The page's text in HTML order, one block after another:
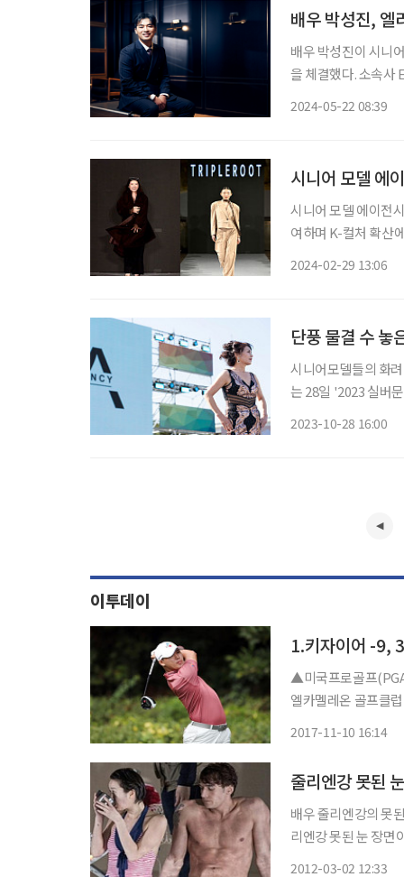
배우 박성진, 엘
배우 박성진이 시니
을 체결했다. 소속사 EMA 측은 20일 공식입장을 통해 박성진과의 계약 체결을 발표했다. 스
2024-05-22 08:39
시니어 모델 에
시니어 모델 에이전
여하며 K-컬처 확산에 앞장섰다. 지난 20일부터 26일
2024-02-29 13:06
단풍 물결 수 놓
시니어모델들의 화려한 날
는 28일 '2023 실버
2023-10-28 16:00
이투데이
▲미국프로골프
엘카멜레온 골프클
2017-11-10 16:14
줄리엔강 못된
배우 줄리엔강의 못된 눈 장면이 화제다. 지난
리엔강 못된 눈 장면이 포착됐다. 이날 방송에서는 헬스
2012-03-02 12:33